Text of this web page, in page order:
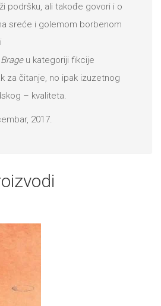
podršku, ali takođe govori i o
sreće i golemom borbenom
Brageu kategoriji fikcije
za čitanje, no ipak izuzetnog
– kvaliteta.
2017.